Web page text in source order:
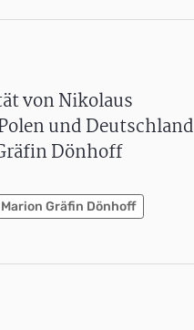
von Nikolaus
und Deutschland
Dönhoff
Marion Gräfin Dönhoff